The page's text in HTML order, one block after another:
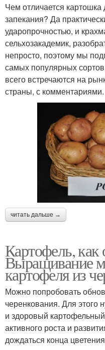
Чем отличается
запекания? Да
ударопрочностью, и
сельхозакадемик,
непросто, поэтому мы
самых популярных
всего встречаются на
страны, с комментариями.
читать дальше →
Картофель,
Выращивание
картофеля из
Можно попробовать
черенкования. Для этого
и здоровый
активного роста и
дождаться конца